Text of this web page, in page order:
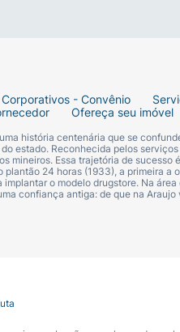
- Convênio
Ofereça seu imóvel
história centenária que se
estado. Reconhecida pelos
mineiros. Essa trajetória de sucesso
24 horas (1933), a primeira a
o modelo drugstore. Na
confiança antiga: de que na